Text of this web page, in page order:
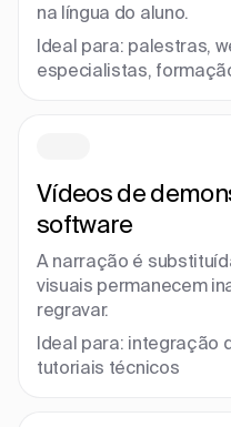
na língua do aluno.
Ideal para: palestras,
especialistas,
Vídeos de
software
A narração é
visuais permanecem
regravar.
Ideal para: integração
tutoriais técnicos